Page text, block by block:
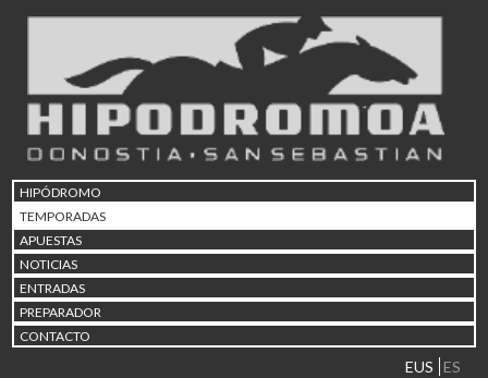
HIPÓDROMO
TEMPORADAS
APUESTAS
NOTICIAS
ENTRADAS
PREPARADOR
CONTACTO
EUS ES